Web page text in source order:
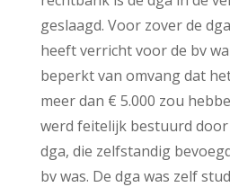
geslaagd. Voor zover de
heeft verricht voor de bv
beperkt van omvang dat
meer dan € 5.000 zou
werd feitelijk bestuurd door
dga, die zelfstandig
bv was. De dga was zelf